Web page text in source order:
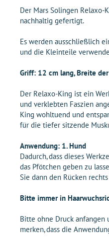
Der Mars Solingen
nachhaltig gefertigt.
Es werden ausschließlich
und die Kleinteile
Griff: 12 cm lang, Breite
Der Relaxo-King ist ein
und verklebten Faszien
King wohltuend und
für die tiefer sitzende
Anwendung: 1. Hund
Dadurch, dass dieses
das Pfötchen geben zu
Sie dann den Rücken
Bitte immer in
Bitte ohne Druck anfangen
merken, dass die